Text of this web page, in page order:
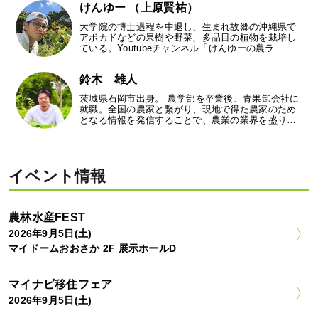
けんゆー （上原賢祐）
大学院の博士過程を中退し、生まれ故郷の沖縄県で
アボカドなどの果樹や野菜、多品目の植物を栽培し
ている。Youtubeチャンネル「けんゆーの農ラ…
鈴木 雄人
茨城県石岡市出身。 農学部を卒業後、青果卸会社に
就職。全国の農家と繋がり、現地で得た農家のため
となる情報を発信することで、農業の業界を盛り…
イベント情報
農林水産FEST
2026年9月5日(土)
マイドームおおさか 2F 展示ホールD
マイナビ移住フェア
2026年9月5日(土)